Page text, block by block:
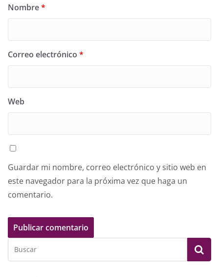
Nombre*
Correo electrónico *
Web
Guardar mi nombre, correo electrónico y sitio web en
este navegador para la próxima vez que haga un
comentario.